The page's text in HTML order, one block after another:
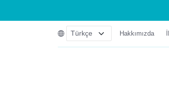
Hakkımızda